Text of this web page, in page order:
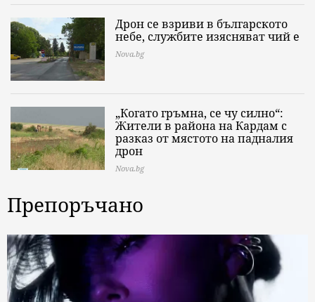
Дрон се взриви в българското
небе, службите изясняват чий е
Nova.bg
„Когато гръмна, се чу силно“:
Жители в района на Кардам с
разказ от мястото на падналия
дрон
Nova.bg
Препоръчано